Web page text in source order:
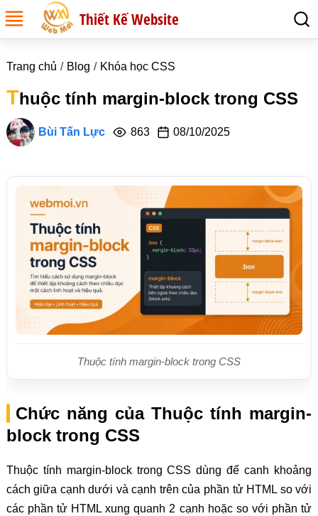
Thiết Kế Website
Trang chủ Blog Khóa học CSS
Thuộc tính margin-block trong CSS
Bùi Tấn Lực 863 08/10/2025
Thuộc tính margin-block trong CSS
Chức năng của Thuộc tính margin-
block trong CSS
Thuộc tính margin-block trong CSS dùng để canh khoảng
cách giữa cạnh dưới và cạnh trên của phần tử HTML so với
các phần tử HTML xung quanh 2 cạnh hoặc so với phần tử